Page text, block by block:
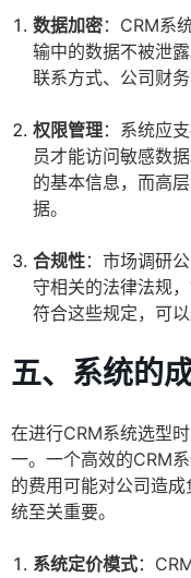
数据加密：CRM系
输中的数据不被泄
联系方式、公司财
权限管理：系统应
员才能访问敏感数
的基本信息，而高
据。
合规性：市场调研
守相关的法律法规
符合这些规定，可以
五、系统的
在进行CRM系统选型
一。一个高效的CRM
的费用可能对公司造
统至关重要。
系统定价模式：